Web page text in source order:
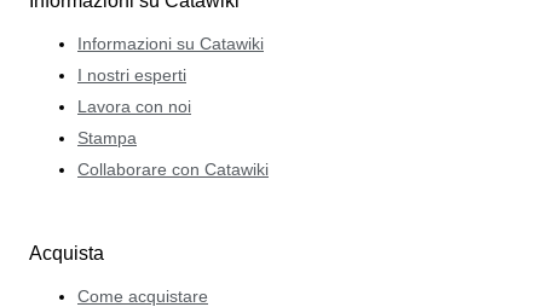
Informazioni su Catawiki
I nostri esperti
Lavora con noi
Stampa
Collaborare con Catawiki
Acquista
Come acquistare